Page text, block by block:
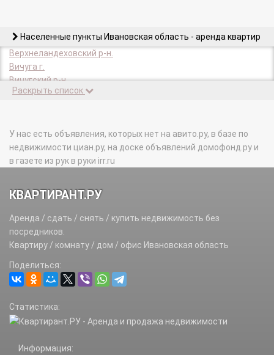
Населенные пункты Ивановская область - аренда квартир
Верхнеландеховский р-н.
Вичуга г.
Вичугский р-н.
Гаврилов Посад г.
Заволжский р-н.
Иваново г.
Ивановский р-н.
Кинешемский р-н.
Кинешма г.
Комсомольск г.
Комсомольский р-н.
Кохма г.
Лухский р-н.
Наволоки г.
Пестяковский р-н.
Плес г.
Приволжский р-н.
Раскрыть список
У нас есть объявления, которых нет на авито.ру, в базе по
недвижимости циан.ру, на доске объявлений домофонд.ру и
в газете из рук в руки irr.ru
КВАРТИРАНТ.РУ
Аренда / сдать / снять / купить недвижимость без
посредников.
Квартиру / комнату / дом / офис Ивановская область
Поделиться:
Статистика:
Информация: